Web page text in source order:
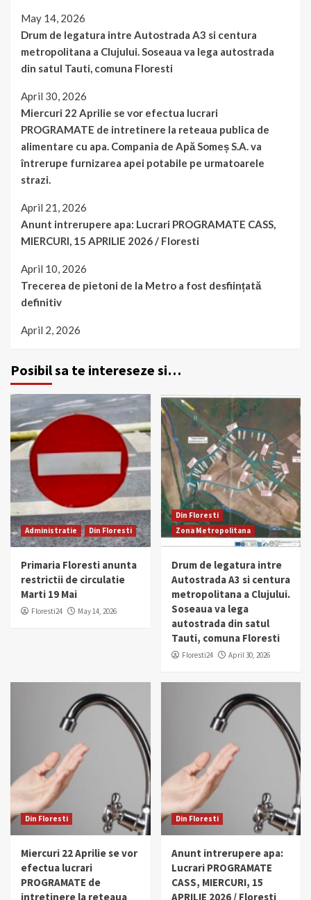
May 14, 2026
Drum de legatura intre Autostrada A3 si centura
metropolitana a Clujului. Soseaua va lega autostrada
din satul Tauti, comuna Floresti
April 30, 2026
Miercuri 22 Aprilie se vor efectua lucrari
PROGRAMATE de intretinere la reteaua publica de
alimentare cu apa. Compania de Apă Someș S.A. va
întrerupe furnizarea apei potabile pe urmatoarele
strazi.
April 21, 2026
Anunt intrerupere apa: Lucrari PROGRAMATE CASS,
MIERCURI, 15 APRILIE 2026 / Floresti
April 10, 2026
Trecerea de pietoni de la Metro a fost desființată
definitiv
April 2, 2026
Posibil sa te intereseze si…
Administratie Din Floresti
Primaria Floresti anunta
restrictii de circulatie
Marti 19 Mai
Floresti24 May 14, 2026
Din Floresti
Zona Metropolitana
Drum de legatura intre
Autostrada A3 si centura
metropolitana a Clujului.
Soseaua va lega
autostrada din satul
Tauti, comuna Floresti
Floresti24 April 30, 2026
Din Floresti
Miercuri 22 Aprilie se vor
efectua lucrari
PROGRAMATE de
intretinere la reteaua
Din Floresti
Anunt intrerupere apa:
Lucrari PROGRAMATE
CASS, MIERCURI, 15
APRILIE 2026 / Floresti